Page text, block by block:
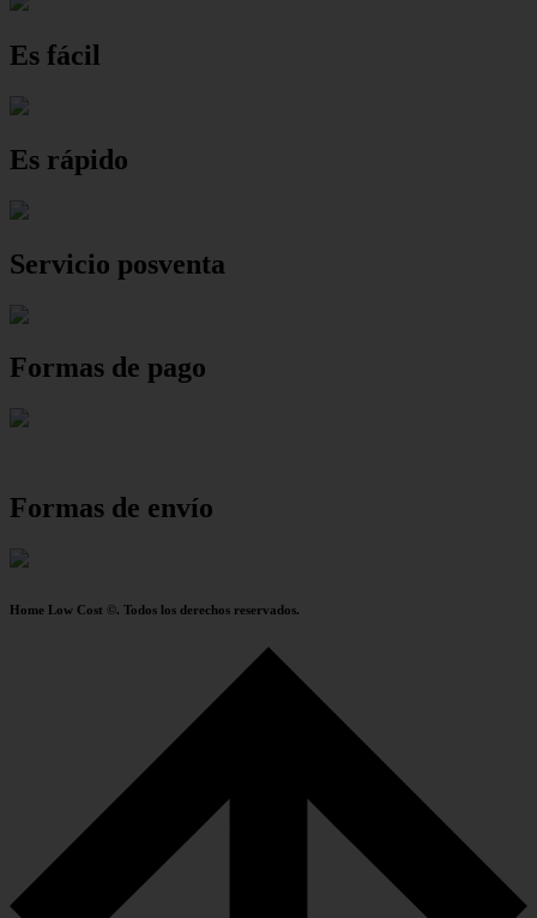
Es fácil
Es rápido
Servicio posventa
Formas de pago
Formas de envío
Home Low Cost ©. Todos los derechos reservados.